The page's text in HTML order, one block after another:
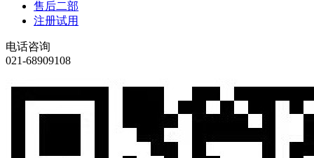
售后二部
注册试用
电话咨询
021-68909108